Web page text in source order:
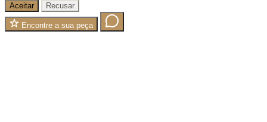
Aceitar Recusar
Encontre a sua peça